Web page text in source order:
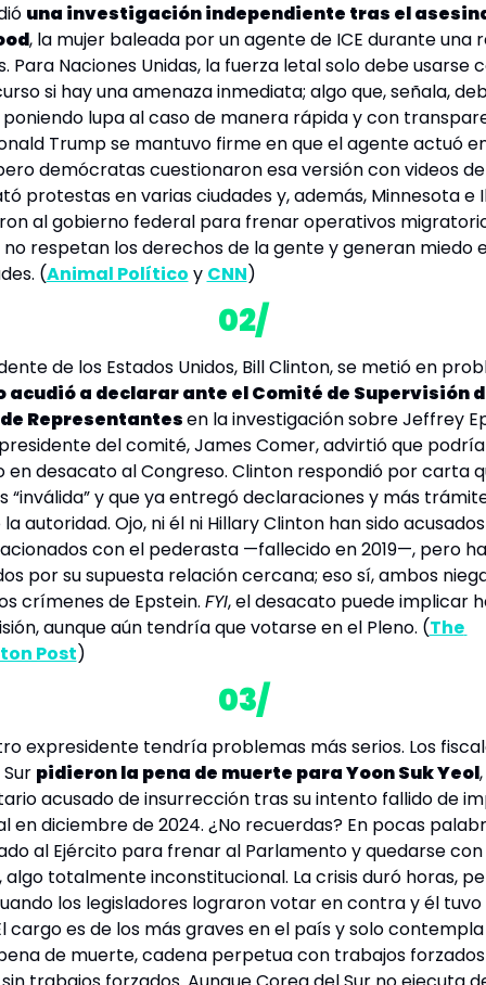
una investigación independiente tras el
, la mujer baleada por un agente de ICE durante una
Para Naciones Unidas, la fuerza letal solo debe usarse
si hay una amenaza inmediata; algo que, señala,
lupa al caso de manera rápida y con
Trump se mantuvo firme en que el agente actuó
demócratas cuestionaron esa versión con videos
protestas en varias ciudades y, además, Minnesota e
al gobierno federal para frenar operativos
. (Animal Político y CNN)
02/
de los Estados Unidos, Bill Clinton, se metió en
acudió a declarar ante el Comité de Supervisión
Representantes en la investigación sobre Jeffrey
del comité, James Comer, advirtió que podría
en desacato al Congreso. Clinton respondió por carta
“inválida” y que ya entregó declaraciones y más
autoridad. Ojo, ni él ni Hillary Clinton han sido
con el pederasta —fallecido en 2019—, pero
por su supuesta relación cercana; eso sí, ambos
crímenes de Epstein. FYI, el desacato puede implicar
aunque aún tendría que votarse en el Pleno. (The
Post)
03/
expresidente tendría problemas más serios. Los
pidieron la pena de muerte para Yoon Suk Yeol
acusado de insurrección tras su intento fallido de
en diciembre de 2024. ¿No recuerdas? En pocas
al Ejército para frenar al Parlamento y quedarse
algo totalmente inconstitucional. La crisis duró horas,
los legisladores lograron votar en contra y él
cargo es de los más graves en el país y solo
de muerte, cadena perpetua con trabajos